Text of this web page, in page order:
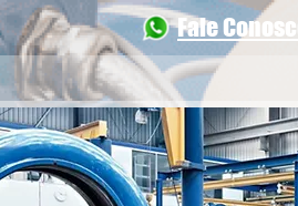
Fale